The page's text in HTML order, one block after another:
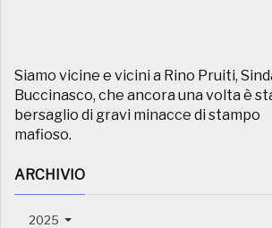
Siamo vicine e vicini a Rino Pruiti,
Buccinasco, che ancora una volta è
bersaglio di gravi minacce di stampo
mafioso.
ARCHIVIO
2025